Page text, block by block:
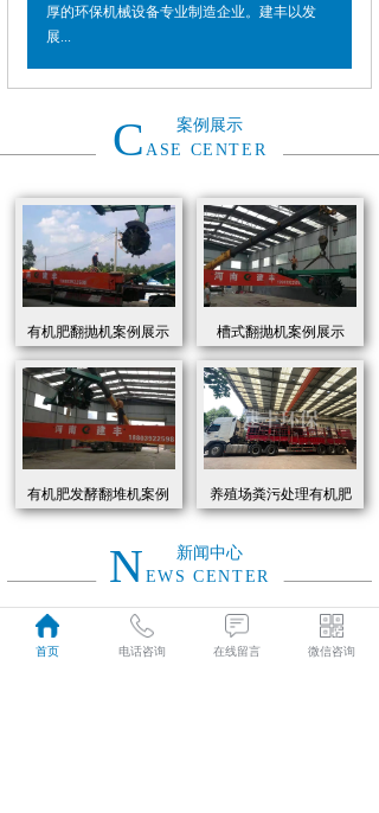
厚的环保机械设备专业制造企业。建丰以发
展...
案例展示
C ASE CENTER
有机肥翻抛机案例展示 槽式翻抛机案例展示
有机肥发酵翻堆机案例
展示
养殖场粪污处理有机肥
发酵罐 履带式有机肥翻
新闻中心
N EWS CENTER
2026
首页 电话咨询 在线留言 微信咨询